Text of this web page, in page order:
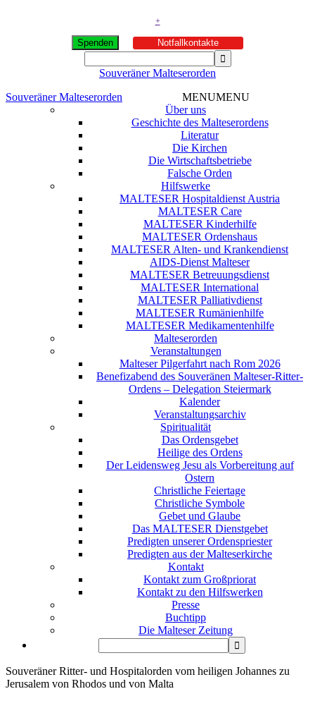
+
Spenden Notfallkontakte
Souveräner Malteserorden
Souveräner Malteserorden
MENUMENU
Über uns
Geschichte des Malteserordens
Literatur
Die Kirchen
Die Wirtschaftsbetriebe
Falsche Orden
Hilfswerke
MALTESER Hospitaldienst Austria
MALTESER Care
MALTESER Kinderhilfe
MALTESER Ordenshaus
MALTESER Alten- und Krankendienst
AIDS-Dienst Malteser
MALTESER Betreuungsdienst
MALTESER International
MALTESER Palliativdienst
MALTESER Rumänienhilfe
MALTESER Medikamentenhilfe
Malteserorden
Veranstaltungen
Malteser Pilgerfahrt nach Rom 2026
Benefizabend des Souveränen Malteser-Ritter-
Ordens – Delegation Steiermark
Kalender
Veranstaltungsarchiv
Spiritualität
Das Ordensgebet
Heilige des Ordens
Der Leidensweg Jesu als Vorbereitung auf
Ostern
Christliche Feiertage
Christliche Symbole
Gebet und Glaube
Das MALTESER Dienstgebet
Predigten unserer Ordenspriester
Predigten aus der Malteserkirche
Kontakt
Kontakt zum Großpriorat
Kontakt zu den Hilfswerken
Presse
Buchtipp
Die Malteser Zeitung
Souveräner Ritter- und Hospitalorden vom heiligen Johannes zu
Jerusalem von Rhodos und von Malta